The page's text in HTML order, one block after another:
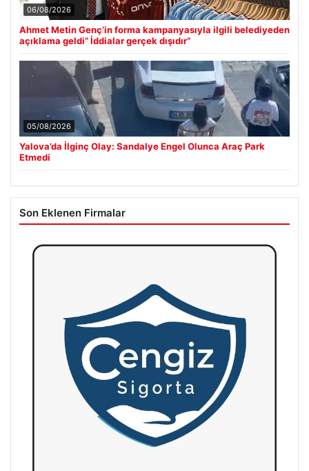
06/08/2026
Ahmet Metin Genç’in forma kampanyasıyla ilgili belediyeden
açıklama geldi” İddialar gerçek dışıdır”
05/08/2026
Yalova’da İlginç Olay: Sandalye Engel Olunca Araç Park
Etmedi
Son Eklenen Firmalar